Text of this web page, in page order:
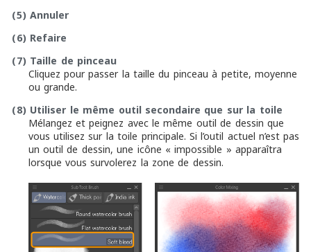
(5) Annuler
(6) Refaire
(7) Taille de pinceau
Cliquez pour passer la taille du pinceau à petite, moyenne
ou grande.
(8) Utiliser le même outil secondaire que sur la toile
Mélangez et peignez avec le même outil de dessin que
vous utilisez sur la toile principale. Si l’outil actuel n’est pas
un outil de dessin, une icône « impossible » apparaîtra
lorsque vous survolerez la zone de dessin.